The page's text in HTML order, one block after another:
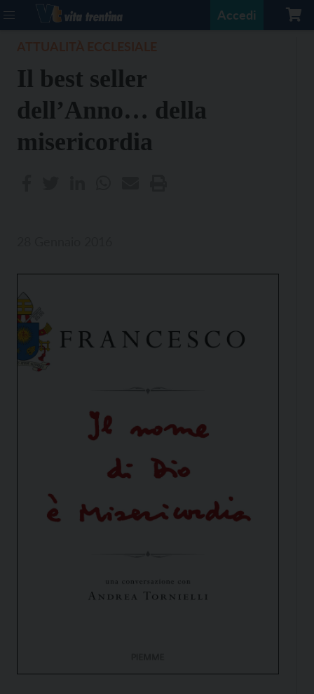
Accedi
Il best seller
dell’Anno… della
misericordia